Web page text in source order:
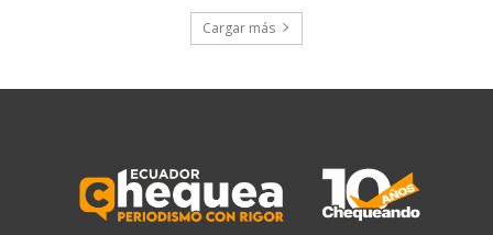
Cargar más